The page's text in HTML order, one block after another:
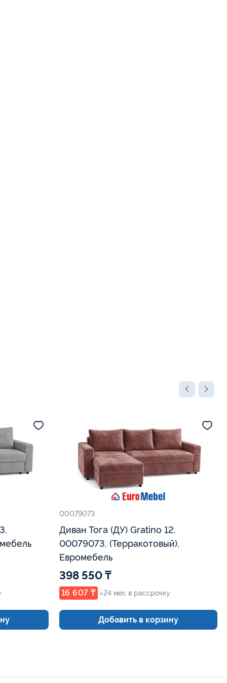
00079073
Диван Тога (ДУ) Gratino 12,
00079073, (Терракотовый),
Евромебель
398 550 ₸
16 607 ₸ ×24 мес в рассрочку
Добавить в корзину